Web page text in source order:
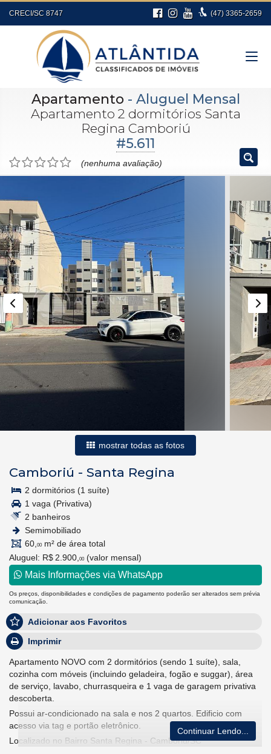
CRECI/SC 8747 (47) 3365-2659
Apartamento - Aluguel Mensal
Apartamento 2 dormitórios Santa
Regina Camboriú
#5.611
(nenhuma avaliação)
mostrar todas as fotos
Camboriú - Santa Regina
2 dormitórios (1 suíte)
1 vaga (Privativa)
2 banheiros
Semimobiliado
60, 00 m² de área total
Aluguel: R$ 2.900, 00 (valor mensal)
Mais Informações via WhatsApp
Os preços, disponibilidades e condições de pagamento poderão ser alterados sem prévia
comunicação.
Adicionar aos Favoritos
Imprimir
Apartamento NOVO com 2 dormitórios (sendo 1 suíte), sala,
cozinha com móveis (incluindo geladeira, fogão e suggar), área
de serviço, lavabo, churrasqueira e 1 vaga de garagem privativa
descoberta.
Possui ar-condicionado na sala e nos 2 quartos. Edificio com
acesso via tag e portão eletrônico.
Localizado no Bairro Santa Regina - Camboriú/SC
Continuar Lendo...